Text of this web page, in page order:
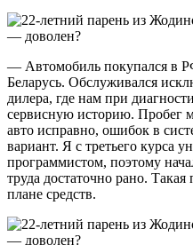
— Автомобиль покупался в
Беларусь. Обслуживался
дилера, где нам при
сервисную историю. Пробег
авто исправно, ошибок в
вариант. Я с третьего курса
программистом, поэтому
труда достаточно рано.
плане средств.